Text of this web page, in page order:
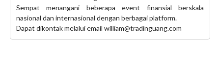
Sempat menangani beberapa event finansial berskala
nasional dan internasional dengan berbagai platform.
Dapat dikontak melalui email william@tradinguang.com